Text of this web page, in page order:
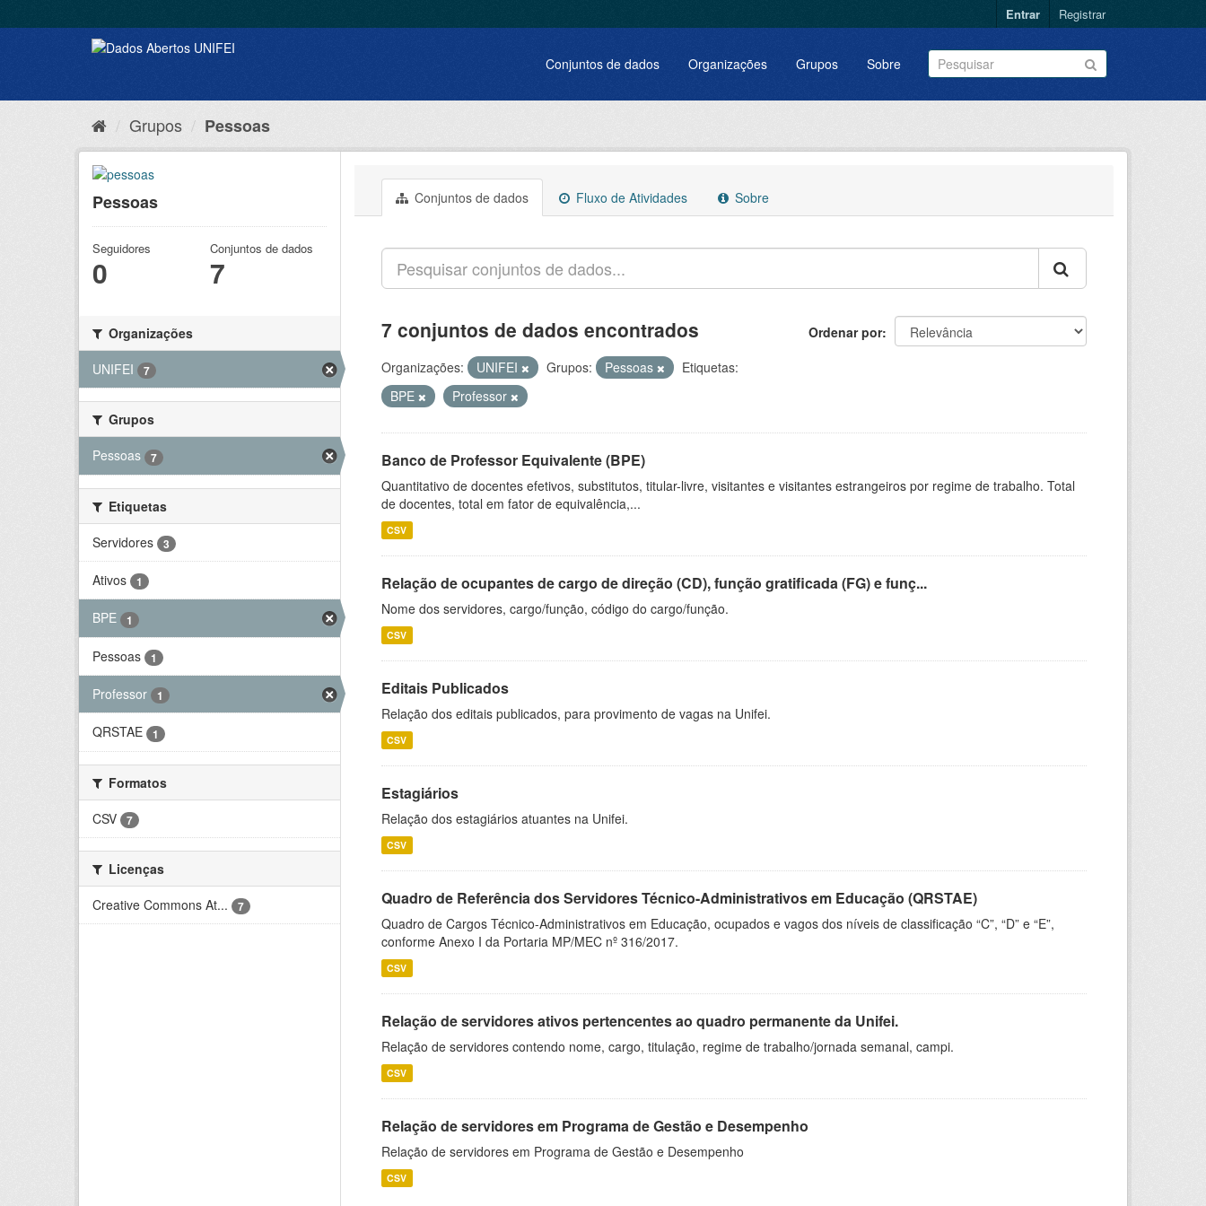
Entrar Registrar
Conjuntos de dados Organizações Grupos Sobre
Grupos Pessoas
Pessoas
Seguidores
0
Conjuntos de dados
7
Organizações
UNIFEI
7
Grupos
Pessoas
7
Etiquetas
Servidores
3
Ativos 1
BPE 1
Pessoas 1
Professor 1
QRSTAE 1
Formatos
CSV
7
Licenças
Creative Commons At...
7
Conjuntos de dados Fluxo de Atividades Sobre
Ordenar por
7 conjuntos de dados encontrados
Organizações: UNIFEI Grupos: Pessoas
Etiquetas:
BPE
Professor
Banco de Professor Equivalente (BPE)
Quantitativo de docentes efetivos, substitutos, titular-livre, visitantes e visitantes estrangeiros por regime de trabalho. Total
de docentes, total em fator de equivalência,...
CSV
Relação de ocupantes de cargo de direção (CD), função gratificada (FG) e funç...
Nome dos servidores, cargo/função, código do cargo/função.
CSV
Editais Publicados
Relação dos editais publicados, para provimento de vagas na Unifei.
CSV
Estagiários
Relação dos estagiários atuantes na Unifei.
CSV
Quadro de Referência dos Servidores Técnico-Administrativos em Educação (QRSTAE)
Quadro de Cargos Técnico-Administrativos em Educação, ocupados e vagos dos níveis de classificação “C”, “D” e “E”,
conforme Anexo I da Portaria MP/MEC nº 316/2017.
CSV
Relação de servidores ativos pertencentes ao quadro permanente da Unifei.
Relação de servidores contendo nome, cargo, titulação, regime de trabalho/jornada semanal, campi.
CSV
Relação de servidores em Programa de Gestão e Desempenho
Relação de servidores em Programa de Gestão e Desempenho
CSV